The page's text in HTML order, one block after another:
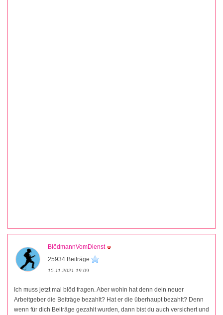
BlödmannVomDienst
25934 Beiträge
15.11.2021 19:09
Ich muss jetzt mal blöd fragen. Aber wohin hat denn dein neuer
Arbeitgeber die Beiträge bezahlt? Hat er die überhaupt bezahlt? Denn
wenn für dich Beiträge gezahlt wurden, dann bist du auch versichert und